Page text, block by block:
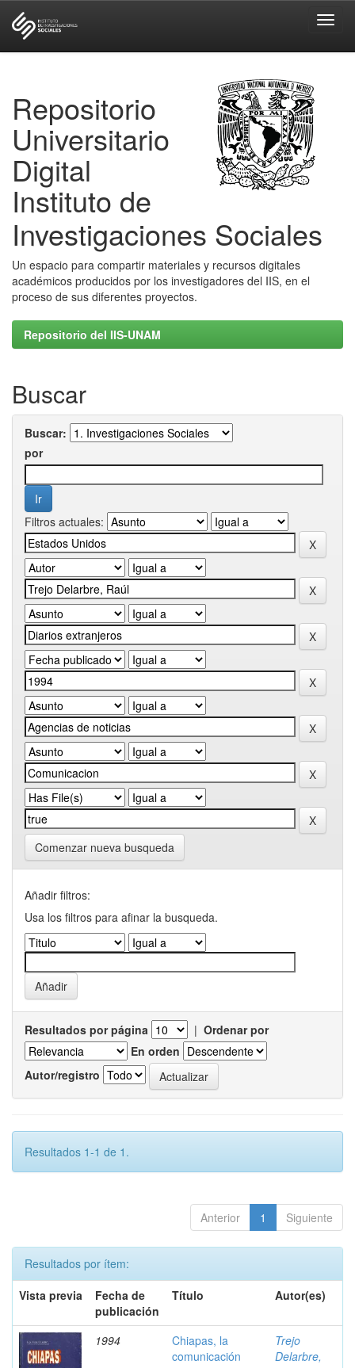
Repositorio
Universitario
Digital
Instituto de
Investigaciones Sociales
Un espacio para compartir materiales y recursos digitales
académicos producidos por los investigadores del IIS, en el
proceso de sus diferentes proyectos.
Repositorio del IIS-UNAM
Buscar
Buscar:
por
Filtros actuales:
Comenzar nueva busqueda
Añadir filtros:
Usa los filtros para afinar la busqueda.
Resultados por página | Ordenar por
En orden
Autor/registro
Resultados 1-1 de 1.
Anterior 1 Siguiente
Resultados por ítem:
Vista previa
Fecha de
publicación
Título Autor(es)
1994
Chiapas, la
comunicación
Trejo
Delarbre,